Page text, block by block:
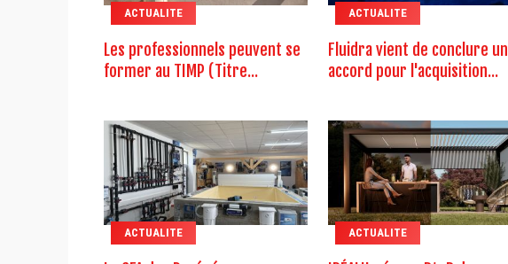
ACTUALITE
Les professionnels peuvent se
former au TIMP (Titre...
ACTUALITE
Fluidra vient de conclure un
accord pour l'acquisition...
ACTUALITE ACTUALITE